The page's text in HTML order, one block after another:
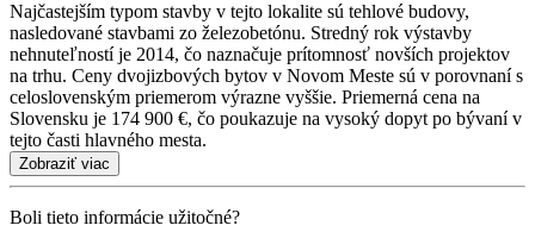
Najčastejším typom stavby v tejto lokalite sú tehlové budovy,
nasledované stavbami zo železobetónu. Stredný rok výstavby
nehnuteľností je 2014, čo naznačuje prítomnosť novších projektov
na trhu. Ceny dvojizbových bytov v Novom Meste sú v porovnaní s
celoslovenským priemerom výrazne vyššie. Priemerná cena na
Slovensku je 174 900 €, čo poukazuje na vysoký dopyt po bývaní v
tejto časti hlavného mesta.
Zobraziť viac
Boli tieto informácie užitočné?